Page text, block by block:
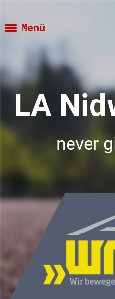
Menü
LA
never